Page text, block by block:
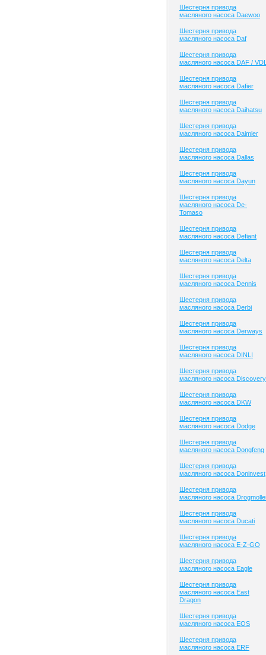
Шестерня привода
масляного насоса Daewoo
Шестерня привода
масляного насоса Daf
Шестерня привода
масляного насоса DAF /
Шестерня привода
масляного насоса Dafier
Шестерня привода
масляного насоса Daihatsu
Шестерня привода
масляного насоса Daimler
Шестерня привода
масляного насоса Dallas
Шестерня привода
масляного насоса Dayun
Шестерня привода
масляного насоса De-
Tomaso
Шестерня привода
масляного насоса Defiant
Шестерня привода
масляного насоса Delta
Шестерня привода
масляного насоса Dennis
Шестерня привода
масляного насоса Derbi
Шестерня привода
масляного насоса Derways
Шестерня привода
масляного насоса DINLI
Шестерня привода
масляного насоса Discovery
Шестерня привода
масляного насоса DKW
Шестерня привода
масляного насоса Dodge
Шестерня привода
масляного насоса Dongfeng
Шестерня привода
масляного насоса Doninvest
Шестерня привода
масляного насоса
Шестерня привода
масляного насоса Ducati
Шестерня привода
масляного насоса E-Z-GO
Шестерня привода
масляного насоса Eagle
Шестерня привода
масляного насоса East
Dragon
Шестерня привода
масляного насоса EOS
Шестерня привода
масляного насоса ERF